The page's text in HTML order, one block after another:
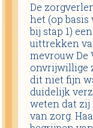
De
het (op
bij stap 1)
uittrekken
mevrouw De
onvrijwillige
dit niet fijn
duidelijk
weten dat
van zorg.